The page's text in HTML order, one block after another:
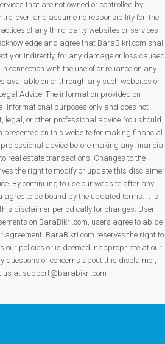
that are not owned or controlled by
over, and assume no responsibility for, the
of any third-party websites or services
and agree that BaraBikri.com shall
or indirectly, for any damage or loss caused
connection with the use of or reliance on any
available on or through any such websites or
Advice: The information provided on
informational purposes only and does not
legal, or other professional advice. You should
presented on this website for making financial
advice before making any financial
real estate transactions. Changes to the
the right to modify or update this disclaimer
By continuing to use our website after any
agree to be bound by the updated terms. It is
disclaimer periodically for changes. User
on BaraBikri.com, users agree to abide
agreement. BaraBikri.com reserves the right to
our policies or is deemed inappropriate at our
questions or concerns about this disclaimer,
us at support@barabikri.com